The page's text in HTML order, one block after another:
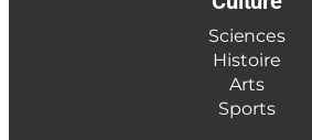
Sciences
Histoire
Arts
Sports